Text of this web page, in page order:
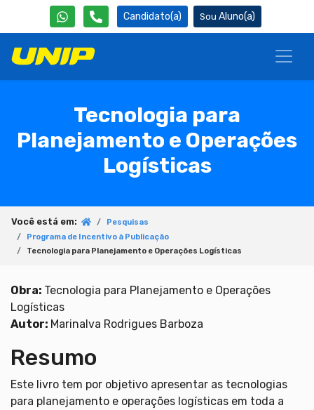
Candidato(a) Aluno(a)
Tecnologia para
Planejamento e Operações
Logísticas
Você está em:
Pesquisas
Programa de Incentivo à Publicação
Tecnologia para Planejamento e Operações Logísticas
Obra: Tecnologia para Planejamento e Operações
Logísticas
Autor: Marinalva Rodrigues Barboza
Resumo
Este livro tem por objetivo apresentar as tecnologias
para planejamento e operações logísticas em toda a